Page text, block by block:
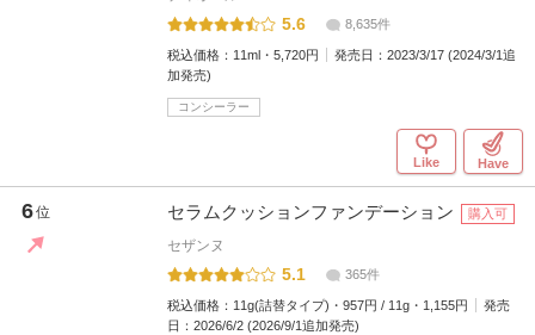
5.6 8,635件
税込価格： 11ml・5,720円 発売日： 2023/3/17 (2024/3/1追
加発売)
コンシーラー
Like Have
6位 セラムクッションファンデーション 購入可
セザンヌ
5.1 365件
税込価格： 11g(詰替タイプ)・957円 / 11g・1,155円
発売
日： 2026/6/2 (2026/9/1追加発売)